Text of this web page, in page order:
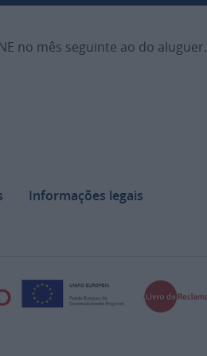
no mês seguinte ao do aluguer.
Informações legais